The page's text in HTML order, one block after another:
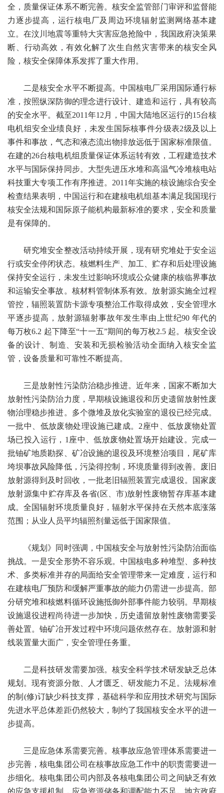
全，质量保证体系不断完善。核安全监管部门审评和监督能
力逐步提高，运行核电厂及周边环境辐射监测网络基本建
立。在汶川地震等重特大灾害应急抢险中，我国政府决策果
断、行动高效，有效化解了次生自然灾害带来的核安全风
险，核安全保障体系发挥了重大作用。
二是核安全水平不断提高。中国核电厂采用国际通行标
准，按照纵深防御的理念进行设计、建造和运行，具有较高
的安全水平。截至2011年12月，中国大陆地区运行的15台核
电机组安全业绩良好，未发生国际核事件分级表2级及以上
事件和事故，气态和液态流出物排放远低于国家标准限值。
在建的26台核电机组质量保证体系运转有效，工程建造技术
水平与国际保持同步。大型先进压水堆和高温气冷堆核电站
科技重大专项工作有序推进。2011年实施的核设施综合安全
检查结果表明，中国运行和在建核电机组基本满足我国现行
核安全法规和国际原子能机构最新标准的要求，安全和质量
是有保障的。
研究堆安全整改活动持续开展，现有研究堆处于安全运
行或安全停闭状态。核燃料生产、加工、贮存和后处理设施
保持安全运行，未发生过影响环境或公众健康的核临界事故
和运输安全事故。核材料管制体系有效。放射源实施全过程
管控，辐照装置防卡源专项整治工作取得成效，安全管理水
平逐步提高，放射源辐射事故年发生率由上世纪90 年代的
每万枚6.2 起下降至“十一五”期间的每万枚2.5 起。核安全设
备的设计、制造、安装和无损检验活动全面纳入核安全监
管，设备质量和可靠性不断提高。
三是放射性污染防治稳步推进。近年来，国家不断加大
放射性污染防治力度，早期核设施退役和历史遗留放射性废
物治理稳步推进。多个微堆及放化实验室的退役已经完成。
一批中、低放废物处理设施已建成。2座中、低放废物处置
场已投入运行，1座中、低放废物处置场开始建设。完成一
批铀矿地质勘探、矿冶设施的退役及环境整治项目，尾矿库
垮坝事故风险降低，污染得控制，环境质量得到改善。废旧
放射源得到及时回收，一批老旧辐照装置完成退役。国家废
放射源集中贮存库及各省(区、市)放射性废物暂存库基本建
成。全国辐射环境质量良好，辐射水平保持在天然本底涨落
范围；从业人员平均辐照剂量远低于国家限值。
《规划》同时强调，中国核安全与放射性污染防治面临
挑战。一是安全形势不容乐观。中国核电多种堆型、多种技
术、多类标准并存的局面给安全管理带来一定难度，运行和
在建核电厂预防和缓解严重事故的能力仍需进一步提高。部
分研究堆和核燃料循环设施抵御外部事件能力较弱。早期核
设施退役进程尚待进一步加快，历史遗留放射性废物需要妥
善处置。铀矿冶开发过程中环境问题依然存在。放射源和射
线装置量大面广，安全管理任务重。
二是科技研发需要加强。核安全科学技术研发缺乏总体
规划。现有资源分散、人才匮乏、研发能力不足。法规标准
的制(修)订缺少科技支撑，基础科学和应用技术研究与国际
先进水平总体差距仍然较大，制约了我国核安全水平的进一
步提高。
三是应急体系需要完善。核事故应急管理体系需要进一
步完善，核电集团公司在核事故应急工作中的职责需要进一
步细化。核电集团公司内部及各核电集团公司之间缺乏有效
的应急支援机制，应急资源储备和调配能力不足。地方政府